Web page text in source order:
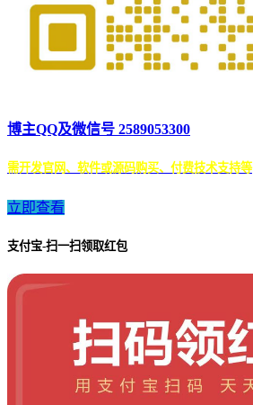
博主QQ及微信号 2589053300
需开发官网、软件或源码购买、付费技术支持等
立即查看
支付宝-扫一扫领取红包